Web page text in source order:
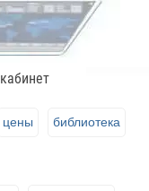
цены библиотека